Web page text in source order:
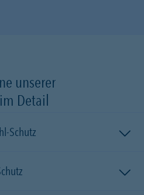
unserer
Detail
Schutz